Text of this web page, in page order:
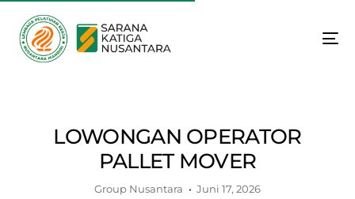
LOWONGAN OPERATOR
PALLET MOVER
Group Nusantara Juni 17, 2026